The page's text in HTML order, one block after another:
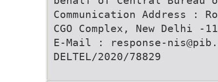
Communication Address :
CGO Complex, New Delhi -
E-Mail : response-
DELTEL/2020/78829